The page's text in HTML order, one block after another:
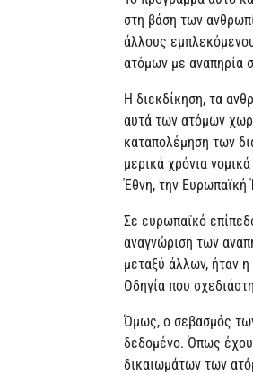
στη βάση των
άλλους
ατόμων με αναπηρία
Η διεκδίκηση, τα
αυτά των ατόμων
καταπολέμηση των
μερικά χρόνια
Έθνη, την
Σε ευρωπαϊκό
αναγνώριση των
μεταξύ άλλων, ήταν
Οδηγία που
Όμως, ο σεβασμός
δεδομένο. Όπως
δικαιωμάτων των